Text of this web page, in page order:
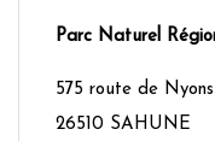
Parc Naturel
575 route de Nyons
26510 SAHUNE